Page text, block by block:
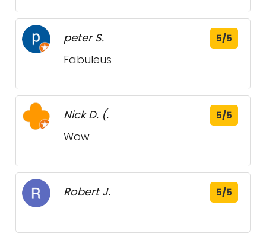
peter S. 5/5
Fabuleus
Nick D. (. 5/5
Wow
Robert J. 5/5